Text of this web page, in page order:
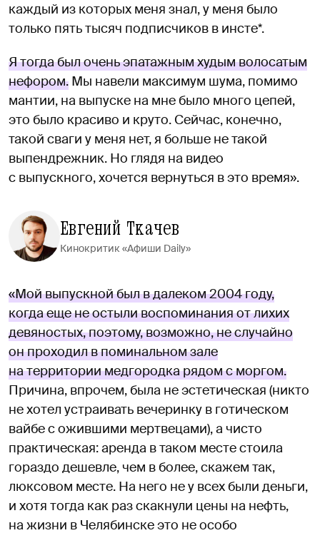
каждый из которых меня знал, у меня было
только пять тысяч подписчиков в инсте*.
Я тогда был очень эпатажным худым волосатым
нефором. Мы навели максимум шума, помимо
мантии, на выпуске на мне было много цепей,
это было красиво и круто. Сейчас, конечно,
такой сваги у меня нет, я больше не такой
выпендрежник. Но глядя на видео
с выпускного, хочется вернуться в это время».
Евгений Ткачев
Кинокритик «Афиши Daily»
«Мой выпускной был в далеком 2004 году,
когда еще не остыли воспоминания от лихих
девяностых, поэтому, возможно, не случайно
он проходил в поминальном зале
на территории медгородка рядом с моргом.
Причина, впрочем, была не эстетическая (никто
не хотел устраивать вечеринку в готическом
вайбе с ожившими мертвецами), а чисто
практическая: аренда в таком месте стоила
гораздо дешевле, чем в более, скажем так,
люксовом месте. На него не у всех были деньги,
и хотя тогда как раз скакнули цены на нефть,
на жизни в Челябинске это не особо